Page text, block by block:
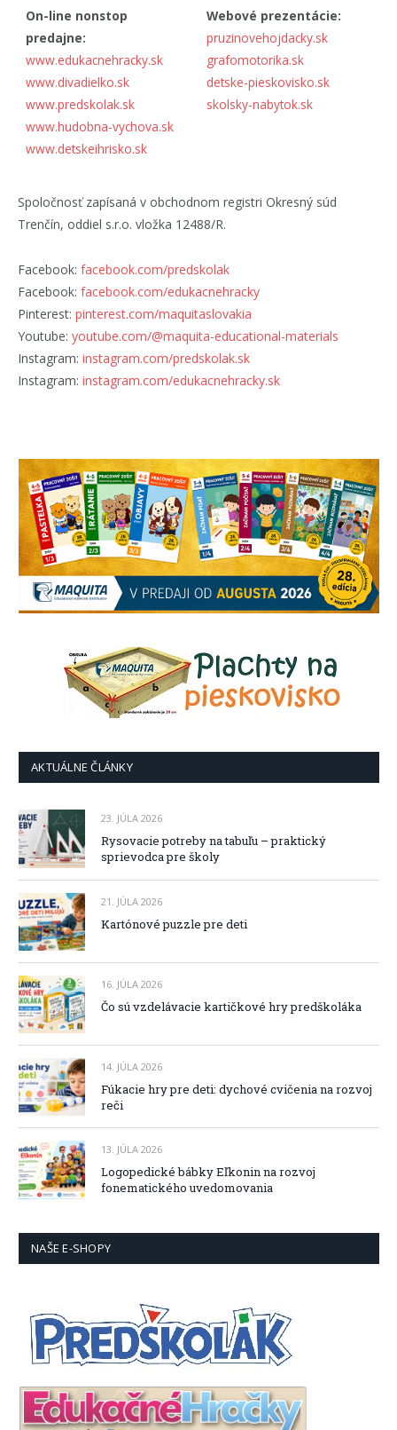
On-line nonstop
predajne:
www.edukacnehracky.sk
www.divadielko.sk
www.predskolak.sk
www.hudobna-vychova.sk
www.detskeihrisko.sk
Webové prezentácie:
pruzinovehojdacky.sk
grafomotorika.sk
detske-pieskovisko.sk
skolsky-nabytok.sk
Spoločnosť zapísaná v obchodnom registri Okresný súd
Trenčín, oddiel s.r.o. vložka 12488/R.
Facebook: facebook.com/predskolak
Facebook: facebook.com/edukacnehracky
Pinterest: pinterest.com/maquitaslovakia
Youtube: youtube.com/@maquita-educational-materials
Instagram: instagram.com/predskolak.sk
Instagram: instagram.com/edukacnehracky.sk
AKTUÁLNE ČLÁNKY
23. JÚLA 2026
Rysovacie potreby na tabuľu – praktický
sprievodca pre školy
21. JÚLA 2026
Kartónové puzzle pre deti
16. JÚLA 2026
Čo sú vzdelávacie kartičkové hry predškoláka
14. JÚLA 2026
Fúkacie hry pre deti: dychové cvičenia na rozvoj
reči
13. JÚLA 2026
Logopedické bábky Eľkonin na rozvoj
fonematického uvedomovania
NAŠE E-SHOPY